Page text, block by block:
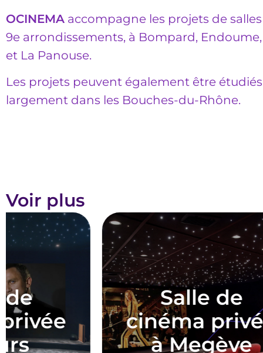
OCINEMA accompagne les projets de
9e arrondissements, à Bompard,
et La Panouse.
Les projets peuvent également être
largement dans les Bouches-du-Rhône.
Voir plus
Salle de
cinéma privée
à Megève
à